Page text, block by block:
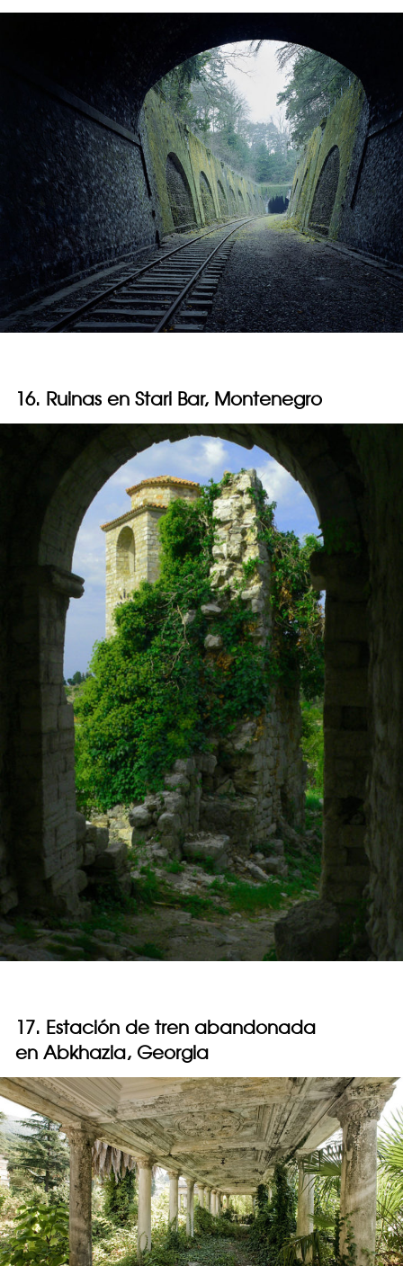
16. Ruinas en Stari Bar, Montenegro
17. Estación de tren abandonada
en Abkhazia, Georgia